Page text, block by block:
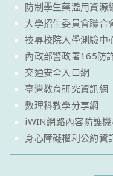
防制學生藥濫用資源
大學招生委員會聯合
技專校院入學測驗中
內政部警政署165防
交通安全入口網
臺灣教育研究資訊網
數理科教學分享網
iWIN網路內容防護
身心障礙權利公約資